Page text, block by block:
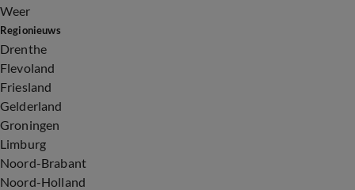
Weer
Regionieuws
Drenthe
Flevoland
Friesland
Gelderland
Groningen
Limburg
Noord-Brabant
Noord-Holland